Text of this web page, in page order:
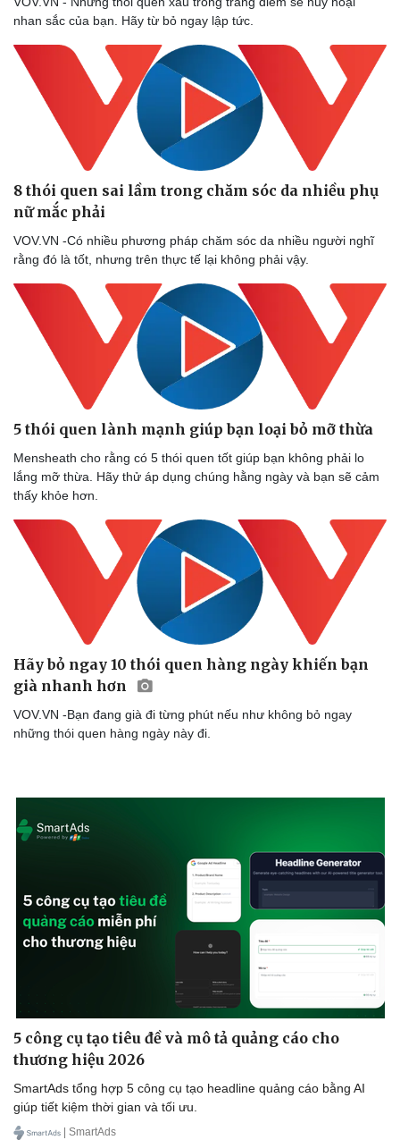
Dinh dưỡng - món ngon
Cây thuốc
Sản phụ khoa
Làm đẹp - giảm cân
Phòng mạch online
Ăn sạch sống khỏe
Nhà đẹp
nhan sắc của bạn. Hãy từ bỏ ngay lập tức.
8 thói quen sai lầm trong chăm sóc da nhiều phụ
nữ mắc phải
VOV.VN -Có nhiều phương pháp chăm sóc da nhiều người nghĩ
rằng đó là tốt, nhưng trên thực tế lại không phải vậy.
5 thói quen lành mạnh giúp bạn loại bỏ mỡ thừa
Mensheath cho rằng có 5 thói quen tốt giúp bạn không phải lo
lắng mỡ thừa. Hãy thử áp dụng chúng hằng ngày và bạn sẽ cảm
thấy khỏe hơn.
Hãy bỏ ngay 10 thói quen hàng ngày khiến bạn
già nhanh hơn
VOV.VN -Bạn đang già đi từng phút nếu như không bỏ ngay
những thói quen hàng ngày này đi.
5 công cụ tạo tiêu đề và mô tả quảng cáo cho
thương hiệu 2026
SmartAds tổng hợp 5 công cụ tạo headline quảng cáo bằng AI
giúp tiết kiệm thời gian và tối ưu.
| SmartAds